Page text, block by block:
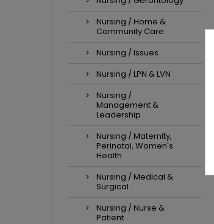
Nursing / Home &
Community Care
Nursing / Issues
Nursing / LPN & LVN
Nursing /
Management &
Leadership
Nursing / Maternity,
Perinatal, Women's
Health
Nursing / Medical &
Surgical
Nursing / Nurse &
Patient